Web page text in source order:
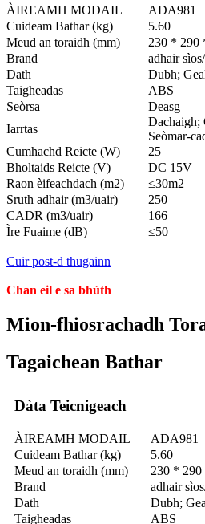
ÀIREAMH MODAIL
ADA981
Cuideam Bathar (kg)
5.60
Meud an toraidh (mm)
230 * 290
Brand
adhair
Dath
Dubh;
Taigheadas
ABS
Seòrsa
Deasg
Iarrtas
Dachaigh;
Seòmar-
Cumhachd Reicte (W)
25
Bholtaids Reicte (V)
DC 15V
Raon èifeachdach (m2)
≤30m2
Sruth adhair (m3/uair)
250
CADR (m3/uair)
166
Ìre Fuaime (dB)
≤50
Cuir post-d thugainn
Chan eil e sa bhùth
Mion-fhiosrachadh
Tagaichean Bathar
Dàta Teicnigeach
ÀIREAMH MODAIL
ADA981
Cuideam Bathar (kg)
5.60
Meud an toraidh (mm)
230 *
Brand
adhair
Dath
Dubh;
Taigheadas
ABS